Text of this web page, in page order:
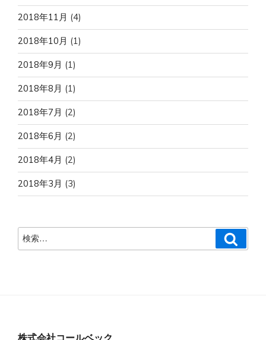
2018年11月 (4)
2018年10月 (1)
2018年9月 (1)
2018年8月 (1)
2018年7月 (2)
2018年6月 (2)
2018年4月 (2)
2018年3月 (3)
検
索: